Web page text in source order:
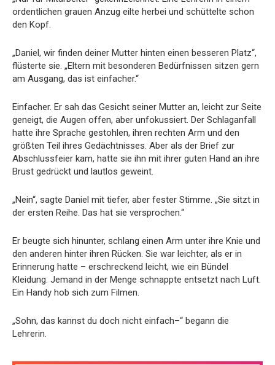
ordentlichen grauen Anzug eilte herbei und schüttelte schon
den Kopf.
„Daniel, wir finden deiner Mutter hinten einen besseren Platz“,
flüsterte sie. „Eltern mit besonderen Bedürfnissen sitzen gern
am Ausgang, das ist einfacher.“
Einfacher. Er sah das Gesicht seiner Mutter an, leicht zur Seite
geneigt, die Augen offen, aber unfokussiert. Der Schlaganfall
hatte ihre Sprache gestohlen, ihren rechten Arm und den
größten Teil ihres Gedächtnisses. Aber als der Brief zur
Abschlussfeier kam, hatte sie ihn mit ihrer guten Hand an ihre
Brust gedrückt und lautlos geweint.
„Nein“, sagte Daniel mit tiefer, aber fester Stimme. „Sie sitzt in
der ersten Reihe. Das hat sie versprochen.“
Er beugte sich hinunter, schlang einen Arm unter ihre Knie und
den anderen hinter ihren Rücken. Sie war leichter, als er in
Erinnerung hatte – erschreckend leicht, wie ein Bündel
Kleidung. Jemand in der Menge schnappte entsetzt nach Luft.
Ein Handy hob sich zum Filmen.
„Sohn, das kannst du doch nicht einfach–“ begann die
Lehrerin.